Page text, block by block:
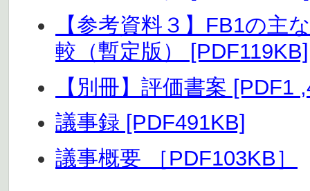
【参考資料３】FB1の主
較（暫定版） [PDF119KB]
【別冊】評価書案 [PDF1
議事録 [PDF491KB]
議事概要 ［PDF103KB］